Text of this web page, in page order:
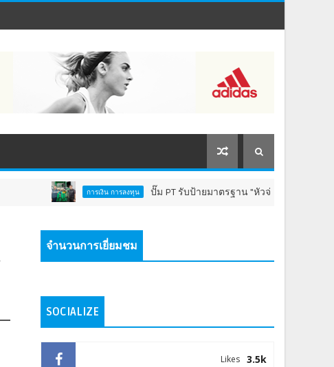
การเงิน การลงทุน ปั๊ม PT รับป้ายมาตรฐาน "หัวจ่ายเชื้อเพลิงสีทอง" ตอก
จำนวนการเยี่ยมชม
SOCIALIZE
3.5k
Likes